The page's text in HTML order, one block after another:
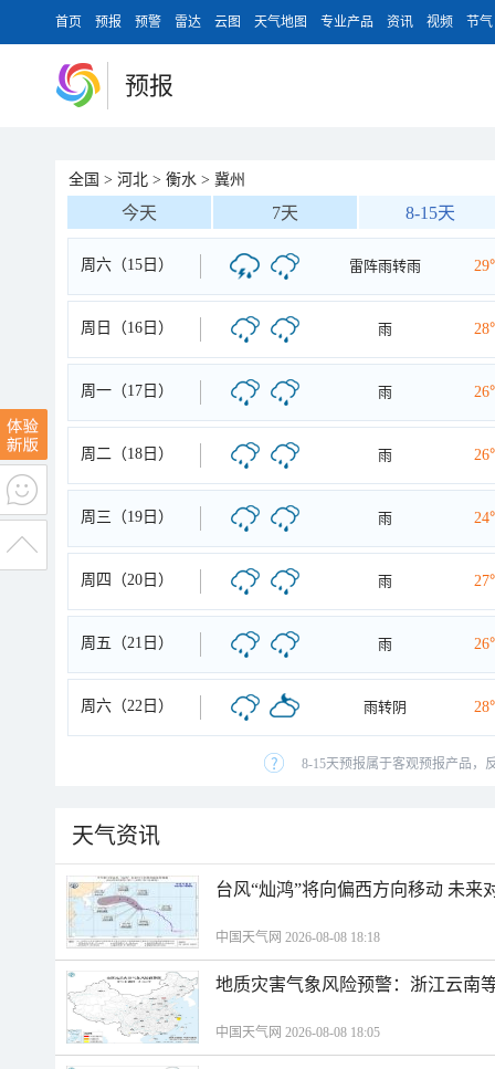
首页 预报 预警 雷达 云图 天气地图 专业产品 资讯 视频 节气
预报
全国 > 河北 > 衡水 > 冀州
今天 7天 8-15天
周六（15日） 雷阵雨转雨
周日（16日） 雨
周一（17日） 雨
周二（18日） 雨
周三（19日） 雨
周四（20日） 雨
周五（21日） 雨
周六（22日） 雨转阴
8-15天预报属于客观预报产品，
天气资讯
台风“灿鸿”将向偏西方向移动 未来
中国天气网 2026-08-08 18:18
地质灾害气象风险预警：浙江云南
中国天气网 2026-08-08 18:05